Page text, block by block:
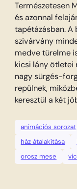
Természetesen
és azonnal
tapétázásban. A
szivárvány
medve türelme
kicsi lány ötletei
nagy sürgés-
repülnek,
keresztül a két
animációs sorozat
ház átalakítása
orosz mese